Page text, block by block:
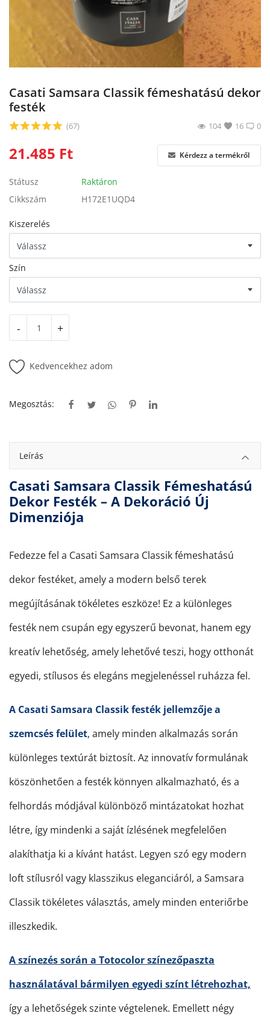
Bejelentkezés
Casati Samsara Classik fémeshatású dekor
festék
0
(67) 16
104
21.485 Ft Kérdezz a termékről
Státusz
Raktáron
Cikkszám
H172E1UQD4
Kiszerelés
Szín
- +
Kedvencekhez adom
Megosztás:
Leírás
Casati Samsara Classik Fémeshatású
Dekor Festék – A Dekoráció Új
Dimenziója
Fedezze fel a Casati Samsara Classik fémeshatású
dekor festéket, amely a modern belső terek
megújításának tökéletes eszköze! Ez a különleges
festék nem csupán egy egyszerű bevonat, hanem egy
kreatív lehetőség, amely lehetővé teszi, hogy otthonát
egyedi, stílusos és elegáns megjelenéssel ruházza fel.
A Casati Samsara Classik festék jellemzője a
szemcsés felület, amely minden alkalmazás során
különleges textúrát biztosít. Az innovatív formulának
köszönhetően a festék könnyen alkalmazható, és a
felhordás módjával különböző mintázatokat hozhat
létre, így mindenki a saját ízlésének megfelelően
alakíthatja ki a kívánt hatást. Legyen szó egy modern
loft stílusról vagy klasszikus eleganciáról, a Samsara
Classik tökéletes választás, amely minden enteriőrbe
illeszkedik.
A színezés során a Totocolor színezőpaszta
használatával bármilyen egyedi színt létrehozhat,
így a lehetőségek szinte végtelenek. Emellett négy